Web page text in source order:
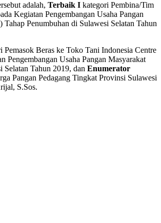
adalah, Terbaik I kategori Pembina/Tim
Kegiatan Pengembangan Usaha Pangan
Penumbuhan di Sulawesi Selatan Tahun
Pemasok Beras ke Toko Tani Indonesia Centre
Pengembangan Usaha Pangan Masyarakat
Tahun 2019, dan Enumerator
Pangan Pedagang Tingkat Provinsi Sulawesi
S.Sos.